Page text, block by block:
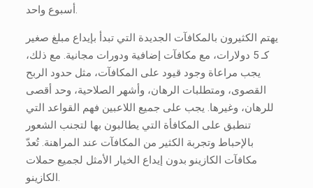
أسبوع واحد.
يهتم الكثيرون بالمكافآت الجديدة التي تبدأ بإيداع مبلغ صغير
كـ 5 دولارات، مع مكافآت إضافية ودورات مجانية. مع ذلك،
يجب مراعاة وجود قيود على المكافآت، مثل حدود الربح
القصوى، ومتطلبات الرهان، وأشهر الصلاحية، وحد أقصى
للرهان، وغيرها. يجب على جميع اللاعبين فهم القواعد التي
تنطبق على المكافأة التي يطالبون بها لتجنب الشعور
بالإحباط وتجربة الكثير من المكافآت عند المراهنة. تُعدّ
مكافآت الكازينو بدون إيداع الخيار الأمثل لجميع حملات
الكازينو.